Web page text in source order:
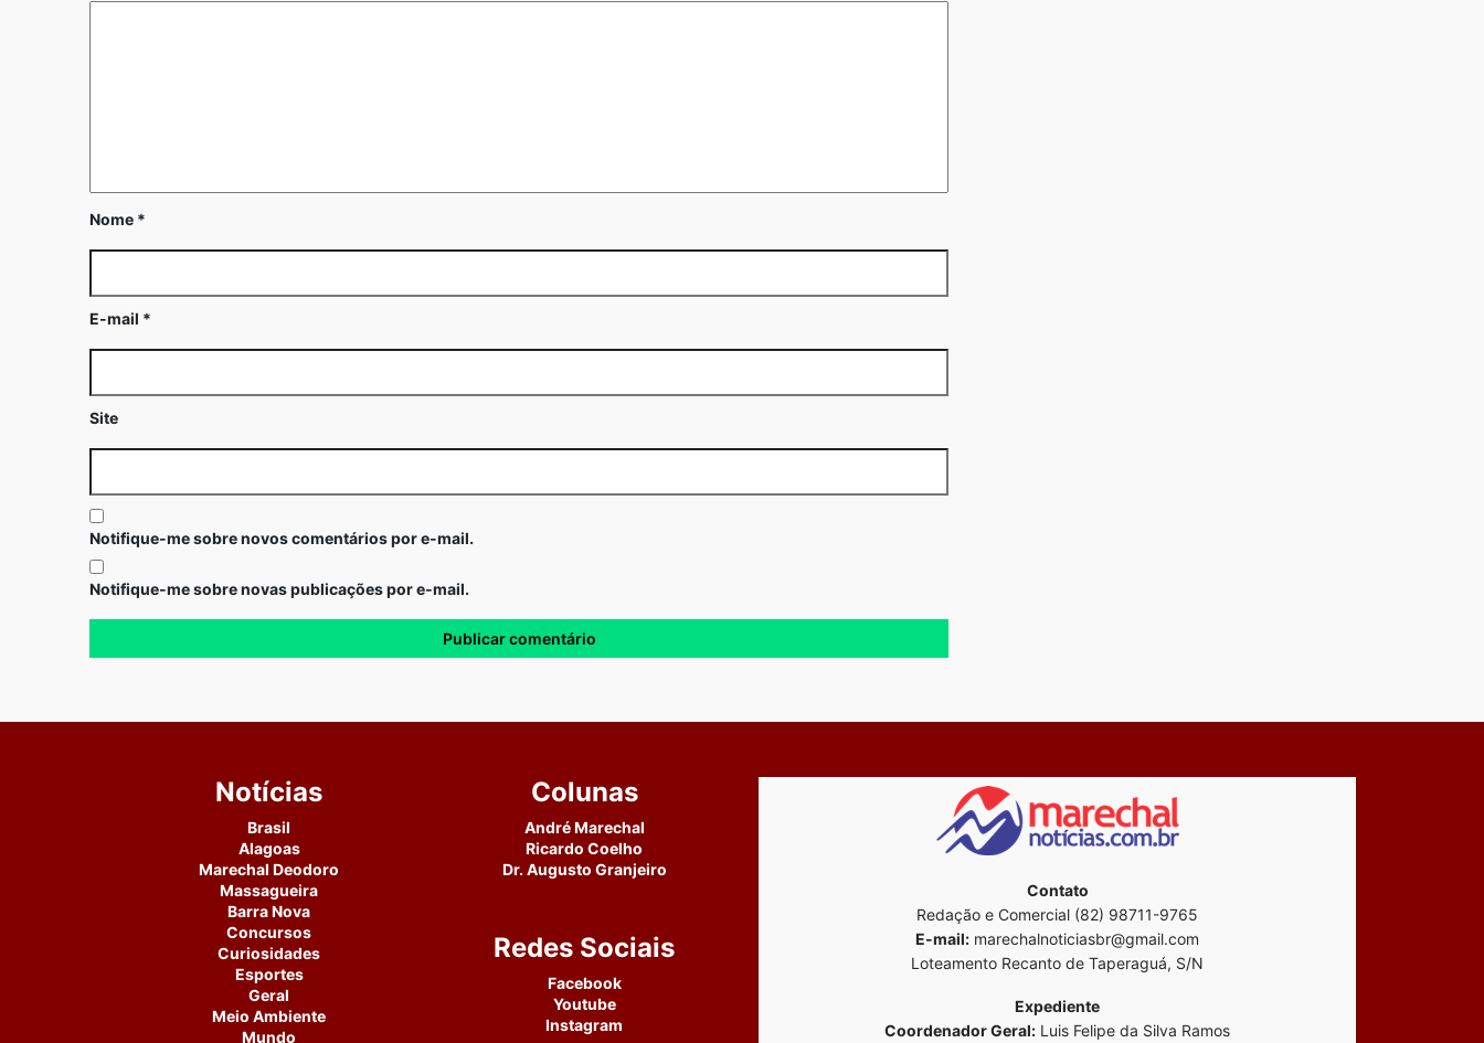
Nome *
E-mail *
Site
Notifique-me sobre novos comentários por e-mail.
Notifique-me sobre novas publicações por e-mail.
Notícias
Brasil
Alagoas
Marechal Deodoro
Massagueira
Barra Nova
Concursos
Curiosidades
Esportes
Geral
Meio Ambiente
Mundo
Colunas
André Marechal
Ricardo Coelho
Dr. Augusto Granjeiro
Redes Sociais
Facebook
Youtube
Instagram
Contato
Redação e Comercial (82) 98711-9765
E-mail: marechalnoticiasbr@gmail.com
Loteamento Recanto de Taperaguá, S/N
Expediente
Coordenador Geral: Luis Felipe da Silva Ramos